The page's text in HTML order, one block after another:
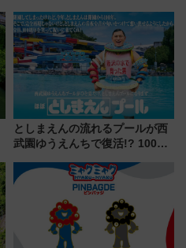
帰りお出かけ最新情報（2026年
7月17日～開催）
としまえんの流れるプールが西
武園ゆうえんちで復活!? 100周
イダー」に注目 2026年夏は所
沢へ遊びに行こう